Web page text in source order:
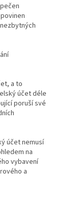
a to
účet déle
poruší své
účet nemusí
na
vybavení
a